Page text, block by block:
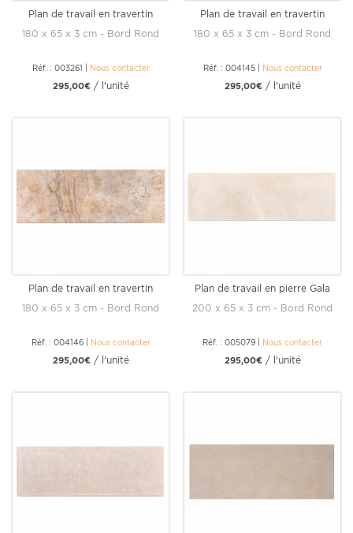
Plan de travail en travertin
180 x 65 x 3 cm - Bord Rond
Réf. : 003261 Nous contacter
295,00€/ l'unité
Plan de travail en travertin
180 x 65 x 3 cm - Bord Rond
Réf. : 004145| Nous contacter
295,00€/ l'unité
Plan de travail en travertin
180 x 65 x 3 cm - Bord Rond
Réf. : 004146| Nous contacter
295,00€/ l'unité
Plan de travail en pierre Gala
200 x 65 x 3 cm - Bord Rond
Réf. : 005079 Nous contacter
295,00€/ l'unité